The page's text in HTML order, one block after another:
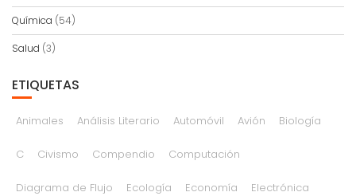
Química (54)
Salud (3)
ETIQUETAS
Animales Análisis Literario Automóvil Avión Biología
C Civismo Compendio Computación
Diagrama de Flujo Ecología Economía Electrónica